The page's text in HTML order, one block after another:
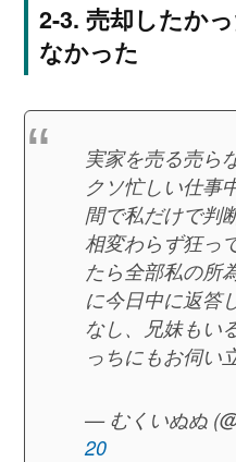
売却したか
なかった
実家を売る売ら
クソ忙しい仕事
間で私だけで判
相変わらず狂っ
たら全部私の所
に今日中に返答
なし、兄妹もい
っちにもお伺い
— むくいぬぬ
20